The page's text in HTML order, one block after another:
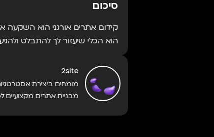
סיכום
הוא הכלי שיעזור לך להתבלט
2site
מומחים ביצירת
מבניית אתרים מקצועיים